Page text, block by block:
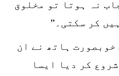
نہ ہوتا تو مخلوق
کر سکتی۔”
خوبصورت ہاتھ نے ان
کر دیا ایسا